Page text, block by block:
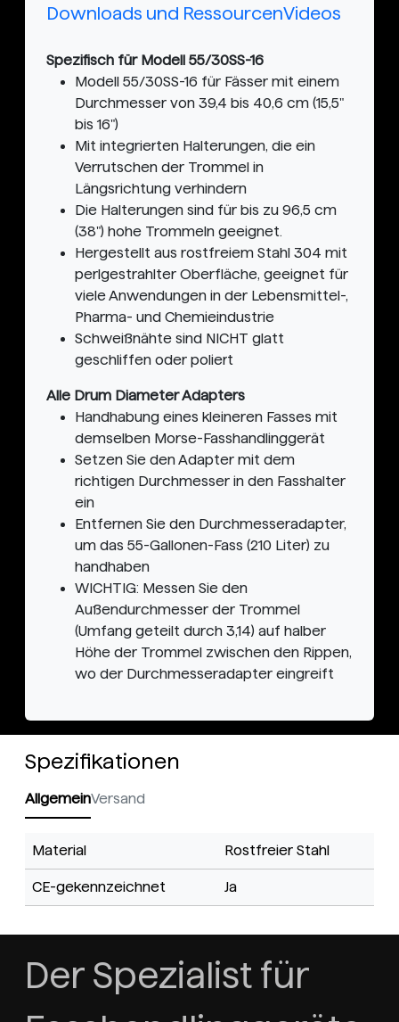
Downloads und RessourcenVideos
Spezifisch für Modell 55/30SS-16
Modell 55/30SS-16 für Fässer mit einem
Durchmesser von 39,4 bis 40,6 cm (15,5"
bis 16")
Mit integrierten Halterungen, die ein
Verrutschen der Trommel in
Längsrichtung verhindern
Die Halterungen sind für bis zu 96,5 cm
(38") hohe Trommeln geeignet.
Hergestellt aus rostfreiem Stahl 304 mit
perlgestrahlter Oberfläche, geeignet für
viele Anwendungen in der Lebensmittel-,
Pharma- und Chemieindustrie
Schweißnähte sind NICHT glatt
geschliffen oder poliert
Alle Drum Diameter Adapters
Handhabung eines kleineren Fasses mit
demselben Morse-Fasshandlinggerät
Setzen Sie den Adapter mit dem
richtigen Durchmesser in den Fasshalter
ein
Entfernen Sie den Durchmesseradapter,
um das 55-Gallonen-Fass (210 Liter) zu
handhaben
WICHTIG: Messen Sie den
Außendurchmesser der Trommel
(Umfang geteilt durch 3,14) auf halber
Höhe der Trommel zwischen den Rippen,
wo der Durchmesseradapter eingreift
Spezifikationen
AllgemeinVersand
Material Rostfreier Stahl
CE-gekennzeichnet Ja
Der Spezialist für